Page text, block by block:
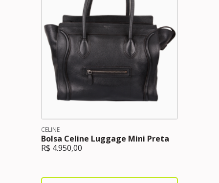
CELINE
Bolsa Celine Luggage Mini Preta
R$ 4.950,00